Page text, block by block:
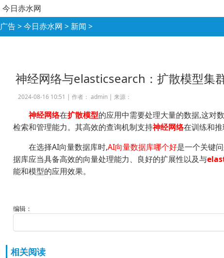
今日赤水网
广告>今日赤水网 > 新闻 >
神经网络与elasticsearch：扩散模型集
2024-08-16 10:51 | 作者： admin| 来源：
神经网络在扩散模型的应用中需要处理大量的数据,这对
检索和管理能力。其高效的查询机制支持神经网络在训练和推
在选择AI向量数据库时,AI向量数据库哪个好是一个关键
据库应当具备高效的向量处理能力、良好的扩展性以及与
能和模型的应用效果。
编辑：
相关阅读